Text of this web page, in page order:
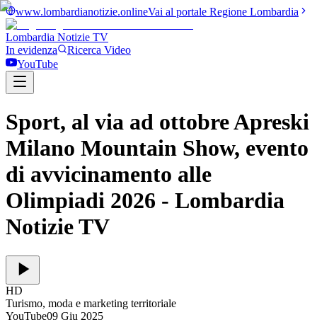
www.lombardianotizie.onlineVai al portale Regione Lombardia
Lombardia Notizie TV
In evidenza
Ricerca Video
YouTube
Sport, al via ad ottobre Apreski
Milano Mountain Show, evento
di avvicinamento alle
Olimpiadi 2026 - Lombardia
Notizie TV
HD
Turismo, moda e marketing territoriale
YouTube09 Giu 2025